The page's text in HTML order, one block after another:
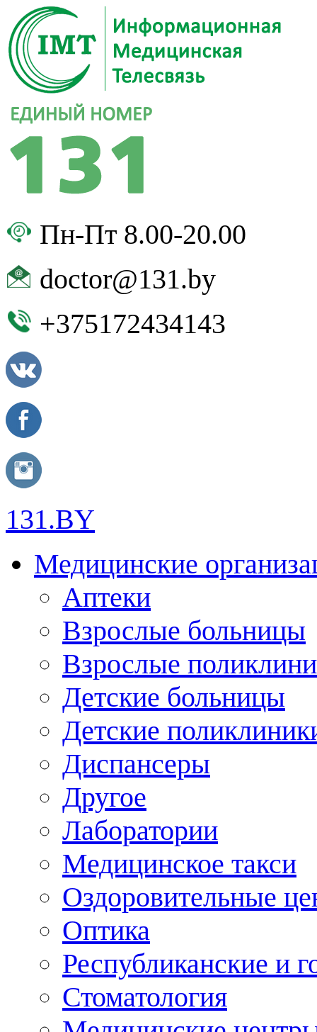
Пн-Пт 8.00-20.00
doctor@131.by
+375172434143
131.BY
Медицинские
Аптеки
Взрослые больницы
Взрослые
Детские больницы
Детские
Диспансеры
Другое
Лаборатории
Медицинское такси
Оздоровительные
Оптика
Республиканские и
Стоматология